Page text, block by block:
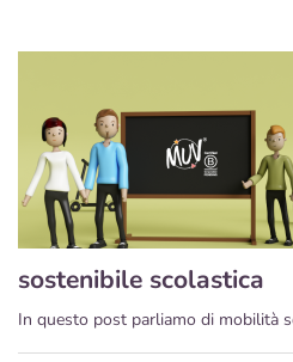
sostenibile scolastica
In questo post parliamo di mobilità